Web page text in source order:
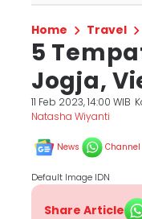
Home Travel
5
Jogja,
11 Feb 2023, 14:00 WIB
Natasha Wiyanti
News Channel
Default Image IDN
Share Article